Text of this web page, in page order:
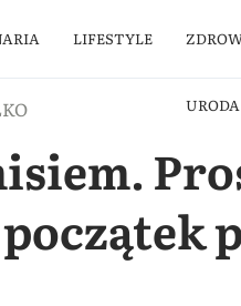
LIFESTYLE
URODA